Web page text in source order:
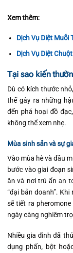
Xem thêm:
Dịch Vụ Diệt Muỗi
Dịch Vụ Diệt
Tại sao kiến
Dù có kích thước
thể gây ra những
đến phá hoại đồ
không thể xem nhẹ.
Mùa sinh sản và sự
Vào mùa hè và đầu
bước vào giai đoạn
ăn và nơi trú ẩn an
“đại bản doanh”.
sẽ tiết ra
ngày càng nghiêm
Nhiều gia đình đã
dụng phấn, bột